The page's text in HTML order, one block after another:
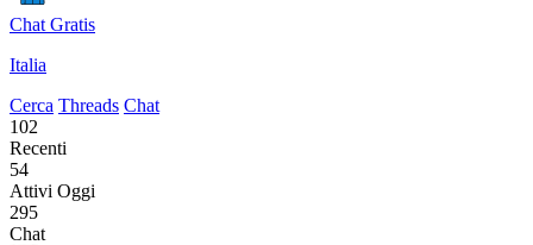
Chat Gratis
Italia
Cerca Threads Chat
102
Recenti
54
Attivi Oggi
295
Chat